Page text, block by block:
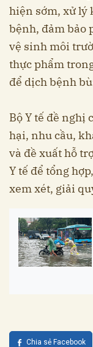
hiện sớm, xử lý
bệnh, đảm bảo
vệ sinh môi
thực phẩm
để dịch bệnh
Bộ Y tế đề nghị
hại, nhu cầu,
và đề xuất hỗ
Y tế để tổng
xem xét, giải
Chia sẻ Facebook